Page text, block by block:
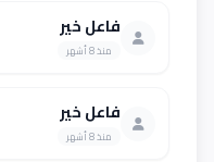
فاعل خير
منذ 8 أشهر
فاعل خير
منذ 8 أشهر